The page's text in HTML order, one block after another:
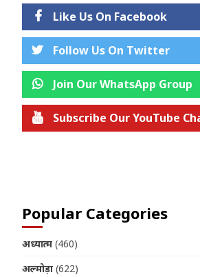
Like Us On Facebook
Follow Us On Twitter
Join Our WhatsApp Group
Subscribe Our YouTube
Popular Categories
अध्यात्म (460)
अल्मोड़ा (622)